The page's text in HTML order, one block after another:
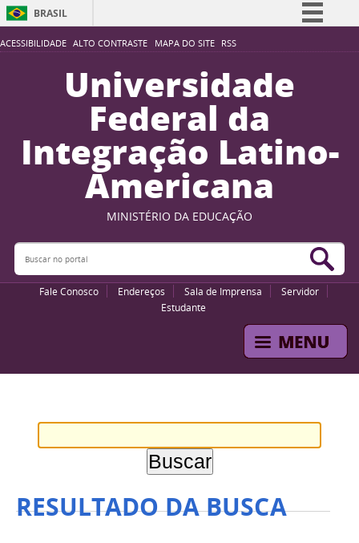
ACESSIBILIDADE ALTO CONTRASTE MAPA DO SITE RSS
BRASIL
Simplifique!
Participe
Acesso à informação
Legislação
Canais
Universidade
Federal da
Integração Latino-
Americana
MINISTÉRIO DA EDUCAÇÃO
Buscar no portal
Fale Conosco Endereços Sala de Imprensa
Servidor
Estudante
RESULTADO DA BUSCA